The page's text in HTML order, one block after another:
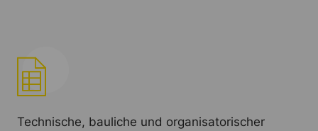
Technische, bauliche und organisatorischer